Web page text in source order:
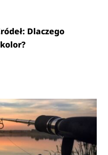
Dlaczego